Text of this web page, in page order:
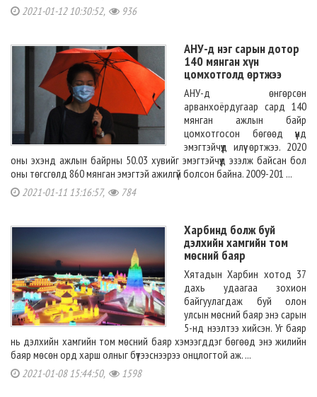
2021-01-12 10:30:52, 936
АНУ-д нэг сарын дотор
140 мянган хүн
цомхотголд өртжээ
АНУ-д өнгөрсөн
арванхоёрдугаар сард 140
мянган ажлын байр
цомхотгосон бөгөөд үүнд
эмэгтэйчүүд илүү өртжээ. 2020
оны эхэнд ажлын байрны 50.03 хувийг эмэгтэйчүүд эзэлж байсан бол
оны төгсгөлд 860 мянган эмэгтэй ажилгүй болсон байна. 2009-201 ...
2021-01-11 13:16:57, 784
Харбинд болж буй
дэлхийн хамгийн том
мөсний баяр
Хятадын Харбин хотод 37
дахь удаагаа зохион
байгуулагдаж буй олон
улсын мөсний баяр энэ сарын
5-нд нээлтээ хийсэн. Уг баяр
нь дэлхийн хамгийн том мөсний баяр хэмээгддэг бөгөөд энэ жилийн
баяр мөсөн орд харш олныг бүтээснээрээ онцлогтой аж. ...
2021-01-08 15:44:50, 1598